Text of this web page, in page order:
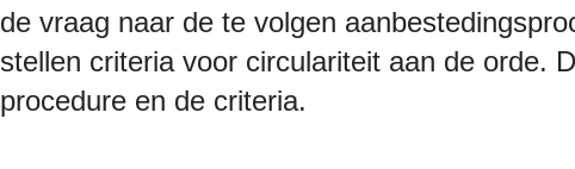
de vraag naar de te volgen
stellen criteria voor circulariteit aan de orde.
procedure en de criteria.